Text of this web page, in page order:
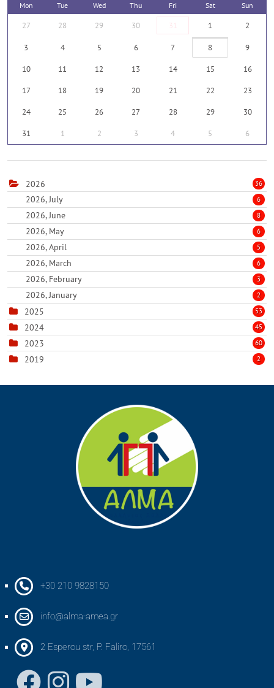
Mon Tue Wed Thu Fri Sat Sun
27 28 29 30 31 1 2
3 4 5 6 7 8 9
10 11 12 13 14 15 16
17 18 19 20 21 22 23
24 25 26 27 28 29 30
31 1 2 3 4 5 6
2026 36
2026, July 6
2026, June 8
2026, May 6
2026, April 5
2026, March 6
2026, February 3
2026, January 2
2025 53
2024 45
2023 60
2019 2
+30 210 9828150
info@alma-amea.gr
2 Esperou str, P. Faliro, 17561